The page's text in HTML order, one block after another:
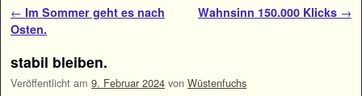
Artikelnavigation
← Im Sommer geht es nach
Osten.
Wahnsinn 150.000 Klicks →
stabil bleiben.
Veröffentlicht am 9. Februar 2024 von Wüstenfuchs